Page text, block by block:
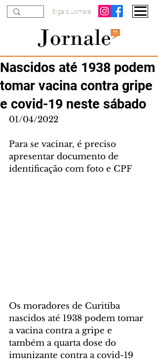
Siga o Jornale
Nascidos até 1938 podem
tomar vacina contra gripe
e covid-19 neste sábado
01/04/2022
Para se vacinar, é preciso
apresentar documento de
identificação com foto e CPF
Os moradores de Curitiba
nascidos até 1938 podem tomar
a vacina contra a gripe e
também a quarta dose do
imunizante contra a covid-19